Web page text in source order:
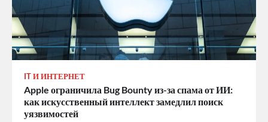
IT И ИНТЕРНЕТ
Apple ограничила Bug Bounty из-за спама от ИИ:
как искусственный интеллект замедлил поиск
уязвимостей